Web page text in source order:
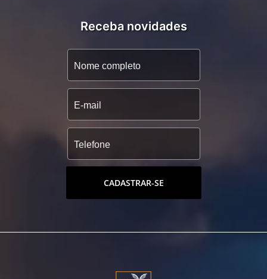
Receba novidades
CADASTRAR-SE